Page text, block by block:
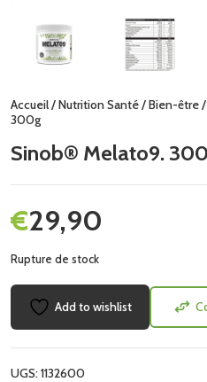
Accueil/Nutrition Santé/Bien-être/
300g
Sinob® Melato9.
29,90
€
Rupture de stock
Add to wishlist
UGS:1132600